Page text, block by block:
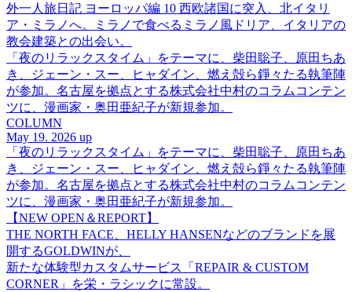
外一人旅日記 ヨーロッパ編 10 西欧諸国に突入、北イタリ
ア・ミラノへ。ミラノで食べるミラノ風ドリア、イタリアの
教会建築との出会い。
「夜のリラックスタイム」をテーマに、柴田聡子、原田ちあ
き、ジェーン・スー、ヒャダイン、燃え殻ら錚々たる執筆陣
が参加。名古屋を拠点とする株式会社中村のコラムコンテン
ツに、漫画家・奥田亜紀子が新規参加。
COLUMN
May 19. 2026 up
「夜のリラックスタイム」をテーマに、柴田聡子、原田ちあ
き、ジェーン・スー、ヒャダイン、燃え殻ら錚々たる執筆陣
が参加。名古屋を拠点とする株式会社中村のコラムコンテン
ツに、漫画家・奥田亜紀子が新規参加。
【NEW OPEN＆REPORT】
THE NORTH FACE、HELLY HANSENなどのブランドを展
開するGOLDWINが、
新たな体験型カスタムサービス「REPAIR & CUSTOM
CORNER」を栄・ラシックに常設。